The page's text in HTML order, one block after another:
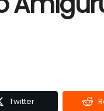
Twitter